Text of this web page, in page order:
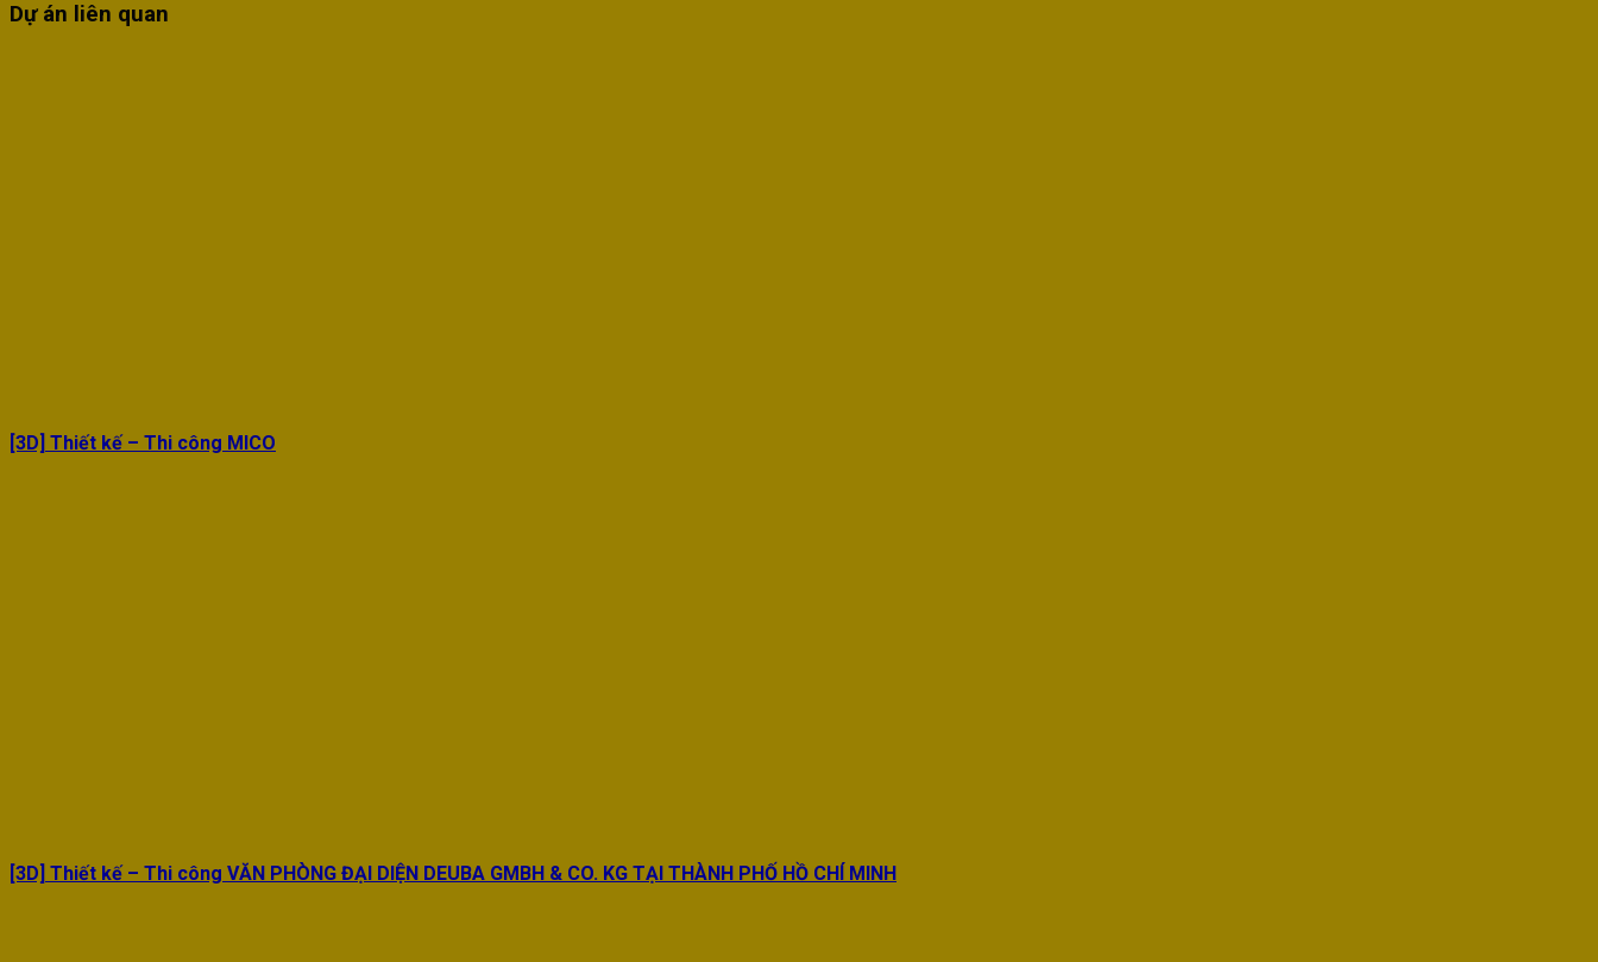
Dự án liên quan
[3D] Thiết kế – Thi công MICO
[3D] Thiết kế – Thi công VĂN PHÒNG ĐẠI DIỆN DEUBA GMBH & CO. KG TẠI THÀNH PHỐ HỒ CHÍ MINH